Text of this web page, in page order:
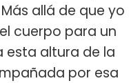
Más allá de que yo
cuerpo para un
esta altura de la
por esa